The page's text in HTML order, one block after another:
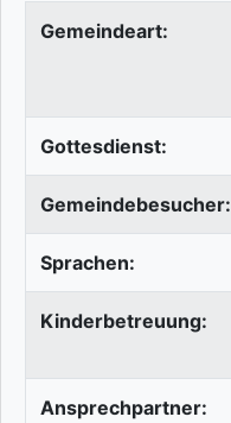
Gemeindeart:
Gottesdienst:
Gemeindebesucher:
Sprachen:
Kinderbetreuung:
Ansprechpartner: